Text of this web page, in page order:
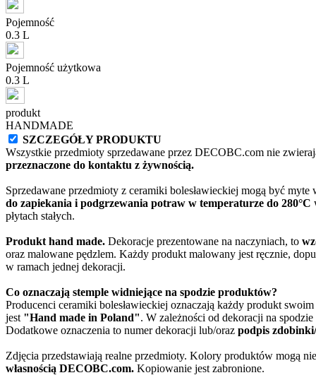
Pojemność
0.3 L
Pojemność użytkowa
0.3 L
produkt
HANDMADE
SZCZEGÓŁY PRODUKTU
Wszystkie przedmioty sprzedawane przez DECOBC.com nie
przeznaczone do kontaktu z żywnością.
Sprzedawane przedmioty z ceramiki bolesławieckiej mogą być
do zapiekania i podgrzewania potraw w temperaturze do 280°C
płytach stałych.
Produkt hand made. Dekoracje prezentowane na naczyniach, to
oraz malowane pędzlem. Każdy produkt malowany jest ręcznie,
w ramach jednej dekoracji.
Co oznaczają stemple widniejące na spodzie produktów?
Producenci ceramiki bolesławieckiej oznaczają każdy produkt swoim
jest "Hand made in Poland". W zależności od dekoracji na
Dodatkowe oznaczenia to numer dekoracji lub/oraz podpis
Zdjęcia przedstawiają realne przedmioty. Kolory produktów mogą
własnością DECOBC.com. Kopiowanie jest zabronione.